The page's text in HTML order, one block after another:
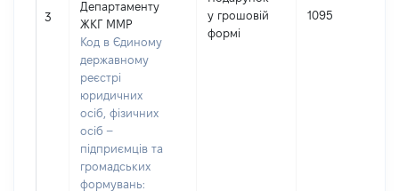
3
Департаменту
ЖКГ ММР
Код в Єдиному
державному
реєстрі
юридичних
осіб, фізичних
осіб –
підприємців та
громадських
формувань:
у грошовій
формі
1095